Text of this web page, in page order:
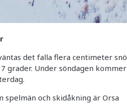
det falla flera centimeter snö
grader. Under söndagen kommer
spelmän och skidåkning är Orsa